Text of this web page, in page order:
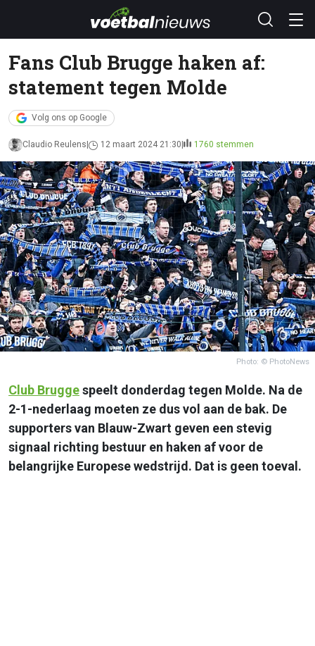
Fans Club Brugge haken af:
statement tegen Molde
Volg ons op Google
Claudio Reulens 12 maart 2024 21:30 1760 stemmen
Photo: © PhotoNews
Club Bruggespeelt donderdag tegen Molde. Na de
2-1-nederlaag moeten ze dus vol aan de bak. De
supporters van Blauw-Zwart geven een stevig
signaal richting bestuur en haken af voor de
belangrijke Europese wedstrijd. Dat is geen toeval.